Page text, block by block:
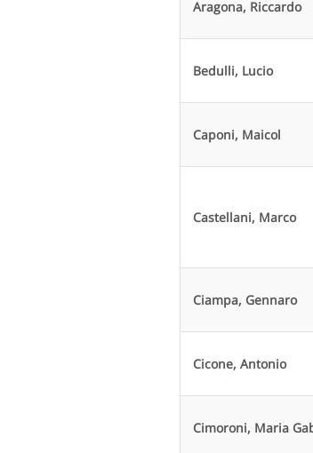
Aragona, Riccardo
Bedulli, Lucio
Caponi, Maicol
Castellani, Marco
Ciampa, Gennaro
Cicone, Antonio
Cimoroni, Maria